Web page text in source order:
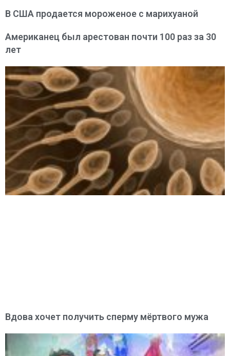
В США продается мороженое с марихуаной
Американец был арестован почти 100 раз за 30
лет
Вдова хочет получить сперму мёртвого мужа